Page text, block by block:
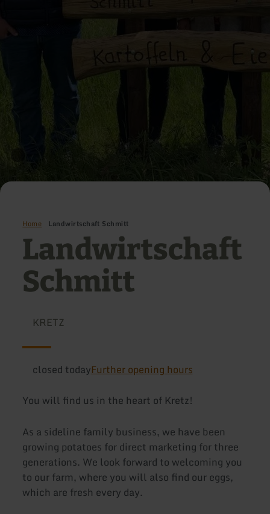
Home Landwirtschaft Schmitt
Landwirtschaft
Schmitt
KRETZ
closed todayFurther opening hours
You will find us in the heart of Kretz!
As a sideline family business, we have been
growing potatoes for direct marketing for three
generations. We look forward to welcoming you
to our farm, where you will also find our eggs,
which are fresh every day.